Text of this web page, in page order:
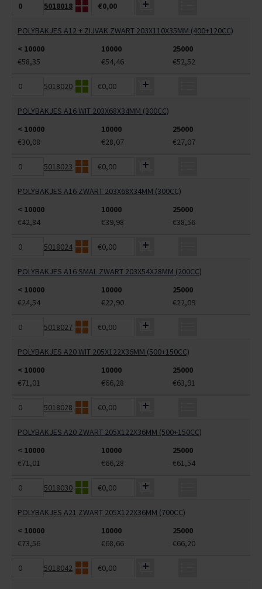
5018018 €0,00
POLYBAKJES A12 + ZIJVAK ZWART 203X110X35MM (400+120CC)
< 10000
10000
25000
€58,35
€54,46 €52,52
5018020 €0,00
POLYBAKJES A16 WIT 203X68X34MM (300CC)
< 10000
10000
25000
€30,08
€28,07 €27,07
5018023 €0,00
POLYBAKJES A16 ZWART 203X68X34MM (300CC)
< 10000
10000
25000
€42,84
€39,98 €38,56
5018024 €0,00
POLYBAKJES A16 SMAL ZWART 203X54X28MM (200CC)
< 10000
10000
25000
€24,54
€22,90 €22,09
5018027 €0,00
POLYBAKJES A20 WIT 205X122X36MM (500+150CC)
< 10000
10000
25000
€71,01
€66,28 €63,91
5018028 €0,00
POLYBAKJES A20 ZWART 205X122X36MM (500+150CC)
< 10000
10000
25000
€71,01
€66,28 €61,54
5018030 €0,00
POLYBAKJES A21 ZWART 205X122X36MM (700CC)
< 10000
10000
25000
€73,56
€68,66 €66,20
5018042 €0,00